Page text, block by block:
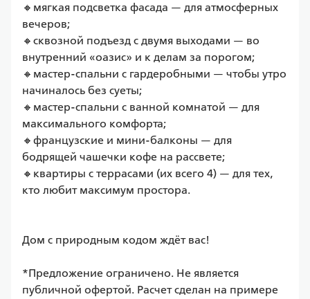
🔸мягкая подсветка фасада — для атмосферных
вечеров;
🔸сквозной подъезд с двумя выходами — во
внутренний «оазис» и к делам за порогом;
🔸мастер-спальни с гардеробными — чтобы утро
начиналось без суеты;
🔸мастер-спальни с ванной комнатой — для
максимального комфорта;
🔸французские и мини-балконы — для
бодрящей чашечки кофе на рассвете;
🔸квартиры с террасами (их всего 4) — для тех,
кто любит максимум простора.
Дом с природным кодом ждёт вас!
*Предложение ограничено. Не является
публичной офертой. Расчет сделан на примере